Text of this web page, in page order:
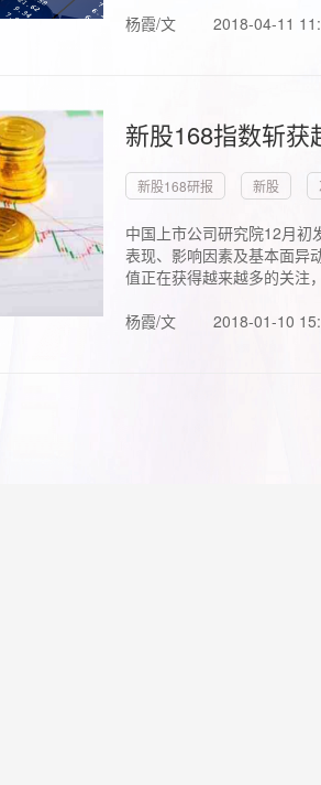
杨霞/文 2018-04-11
新股168指数斩
新股168研报 新股
中国上市公司研究院12月初
表现、影响因素及基本面异
值正在获得越来越多的关注
杨霞/文
2018-01-10